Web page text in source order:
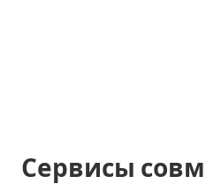
Сервисы